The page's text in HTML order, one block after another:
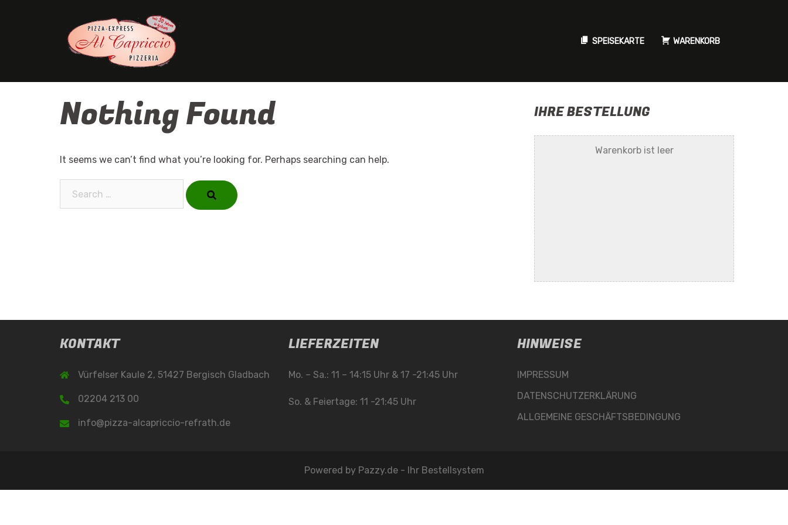
SPEISEKARTE WARENKORB
Nothing Found
It seems we can’t find what you’re looking for. Perhaps searching can help.
IHRE BESTELLUNG
Warenkorb ist leer
KONTAKT
Vürfelser Kaule 2, 51427 Bergisch Gladbach
02204 213 00
info@pizza-alcapriccio-refrath.de
LIEFERZEITEN
Mo. – Sa.: 11 – 14:15 Uhr & 17 -21:45 Uhr
So. & Feiertage: 11 -21:45 Uhr
HINWEISE
IMPRESSUM
DATENSCHUTZERKLÄRUNG
ALLGEMEINE GESCHÄFTSBEDINGUNG
Powered by Pazzy.de - Ihr Bestellsystem